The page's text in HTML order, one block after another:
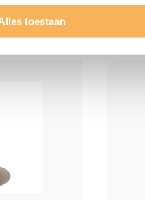
toestaan